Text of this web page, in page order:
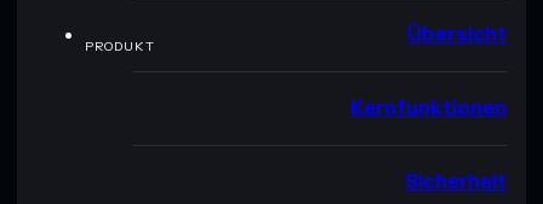
PRODUKT Übersicht
Kernfunktionen
Sicherheit